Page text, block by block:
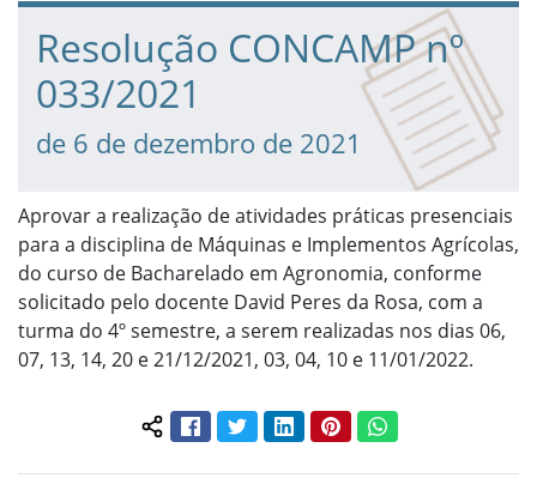
Fim da navegação
Início do conteúdo
Resolução CONCAMP nº
033/2021
de 6 de dezembro de 2021
Aprovar a realização de atividades práticas presenciais
para a disciplina de Máquinas e Implementos Agrícolas,
do curso de Bacharelado em Agronomia, conforme
solicitado pelo docente David Peres da Rosa, com a
turma do 4º semestre, a serem realizadas nos dias 06,
07, 13, 14, 20 e 21/12/2021, 03, 04, 10 e 11/01/2022.
Compartilhar conteúdo:
FacebookTwitterLinkedInPinterestWhatsApp